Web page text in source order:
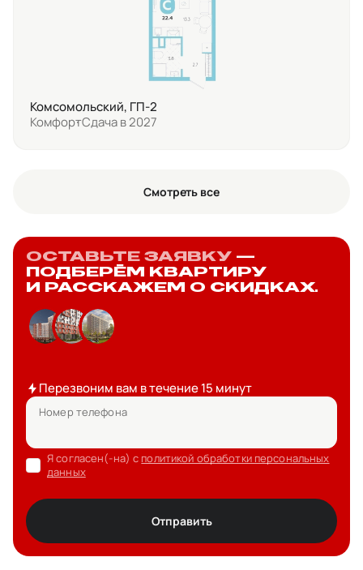
Комсомольский, ГП-2
КомфортСдача в 2027
Смотреть все
ОСТАВЬТЕ ЗАЯВКУ —
ПОДБЕРЁМ КВАРТИРУ
И РАССКАЖЕМ О СКИДКАХ.
Перезвоним вам в течение 15 минут
Номер телефона
Я согласен(-на) с политикой обработки персональных
данных
Отправить